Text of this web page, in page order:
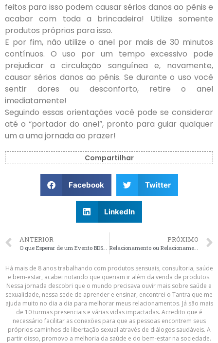
feitos para isso podem causar sérios danos ao pênis e
acabar com toda a brincadeira! Utilize somente
produtos próprios para isso.
E por fim, não utilize o anel por mais de 30 minutos
contínuos. O uso por um tempo excessivo pode
prejudicar a circulação sanguínea e, novamente,
causar sérios danos ao pênis. Se durante o uso você
sentir dores ou desconforto, retire o anel
imediatamente!
Seguindo essas orientações você pode se considerar
até o “portador do anel”, pronto para guiar qualquer
um a uma jornada ao prazer!
Compartilhar
Facebook Twitter
LinkedIn
ANTERIOR
O que Esperar de um Evento BDSM?
PRÓXIMO
Relacionamento ou Relacionamento Sério?
Há mais de 8 anos trabalhando com produtos sensuais, consultoria, saúde
e bem-estar, acabei notando que queriam ir além da venda de produtos.
Nessa jornada descobri que o mundo precisava ouvir mais sobre saúde e
sexualidade, nessa sede de aprender e ensinar, encontrei o Tantra que me
ajuda muito no dia a dia para melhorar meus relacionamentos. Já são mais
de 10 turmas presenciais e várias vidas impactadas. Acredito que é
necessário facilitar as conexões para que as pessoas encontrem seus
próprios caminhos de libertação sexual através de diálogos saudáveis. A
partir disso, promovo a melhoria da saúde e do bem-estar na sociedade.